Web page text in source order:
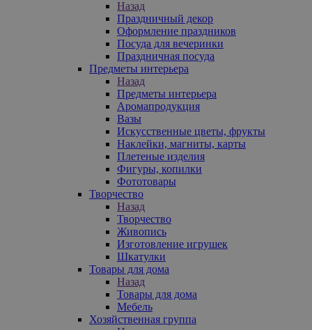
Назад
Праздничный декор
Оформление праздников
Посуда для вечеринки
Праздничная посуда
Предметы интерьера
Назад
Предметы интерьера
Аромапродукция
Вазы
Искусственные цветы, фрукты
Наклейки, магниты, карты
Плетеные изделия
Фигуры, копилки
Фототовары
Творчество
Назад
Творчество
Живопись
Изготовление игрушек
Шкатулки
Товары для дома
Назад
Товары для дома
Мебель
Хозяйственная группа